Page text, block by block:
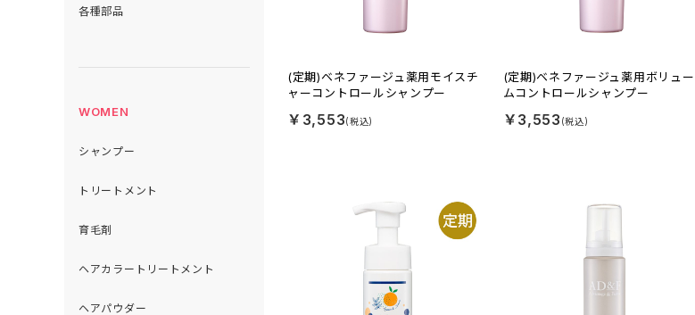
各種部品
WOMEN
シャンプー
トリートメント
育毛剤
ヘアカラートリートメント
ヘアパウダー
(定期)ベネファージュ薬用モイスチ
ャーコントロールシャンプー
￥3,553
(定期)ベネファージュ薬用ボリュー
ムコントロールシャンプー
￥3,553